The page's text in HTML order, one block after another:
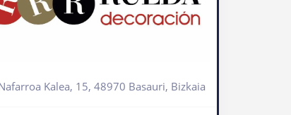
Kalea, 15, 48970 Basauri, Bizkaia